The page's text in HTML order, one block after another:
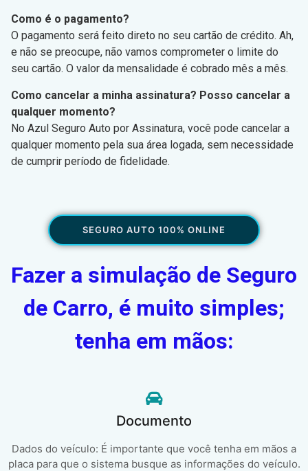
Como é o pagamento?
O pagamento será feito direto no seu cartão de crédito. Ah,
e não se preocupe, não vamos comprometer o limite do
seu cartão. O valor da mensalidade é cobrado mês a mês.
Como cancelar a minha assinatura? Posso cancelar a
qualquer momento?
No Azul Seguro Auto por Assinatura, você pode cancelar a
qualquer momento pela sua área logada, sem necessidade
de cumprir período de fidelidade.
SEGURO AUTO 100% ONLINE
Fazer a simulação de Seguro
de Carro, é muito simples;
tenha em mãos:
Documento
Dados do veículo: É importante que você tenha em mãos a
placa para que o sistema busque as informações do veículo.